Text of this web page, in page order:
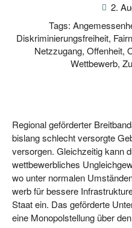
2.
Tags:
Diskriminierungsfreiheit,
Netzzugang, Offenheit,
Wettbewerb,
Regio­nal geför­der­ter
bis­lang schlecht ver­sorg­te
ver­sor­gen. Gleich­zei­tig kann
wett­be­werb­li­ches
wo unter nor­ma­len
werb für bes­se­re
Staat ein. Das geför­der­te
eine Mono­pol­stel­lung über